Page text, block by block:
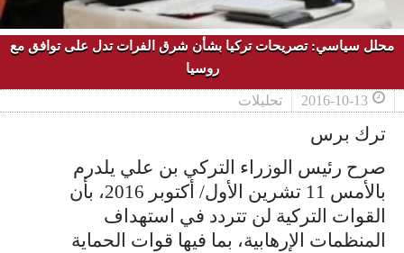
محلل سياسي: تصريحات تركيا بشأن شرق الفرات تدل على توافق مع
روسيا
2016-10-13 تحليلات
ترك برس
صرح رئيس الوزراء التركي بن علي يلدرم
بالأمس 11 تشرين الأول/ أكتوبر 2016، بأن
القوات التركية لن تتردد في استهداف
المنظمات الإرهابية، بما فيها قوات الحماية